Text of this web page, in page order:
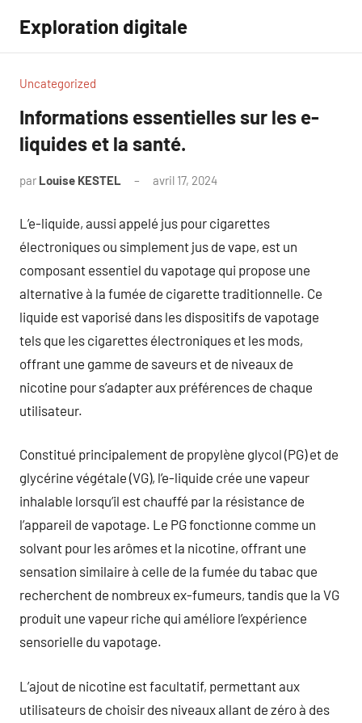
contenu
Exploration digitale
Uncategorized
Informations essentielles sur les e-
liquides et la santé.
par Louise KESTEL avril 17, 2024
L’e-liquide, aussi appelé jus pour cigarettes
électroniques ou simplement jus de vape, est un
composant essentiel du vapotage qui propose une
alternative à la fumée de cigarette traditionnelle. Ce
liquide est vaporisé dans les dispositifs de vapotage
tels que les cigarettes électroniques et les mods,
offrant une gamme de saveurs et de niveaux de
nicotine pour s’adapter aux préférences de chaque
utilisateur.
Constitué principalement de propylène glycol (PG) et de
glycérine végétale (VG), l’e-liquide crée une vapeur
inhalable lorsqu’il est chauffé par la résistance de
l’appareil de vapotage. Le PG fonctionne comme un
solvant pour les arômes et la nicotine, offrant une
sensation similaire à celle de la fumée du tabac que
recherchent de nombreux ex-fumeurs, tandis que la VG
produit une vapeur riche qui améliore l’expérience
sensorielle du vapotage.
L’ajout de nicotine est facultatif, permettant aux
utilisateurs de choisir des niveaux allant de zéro à des